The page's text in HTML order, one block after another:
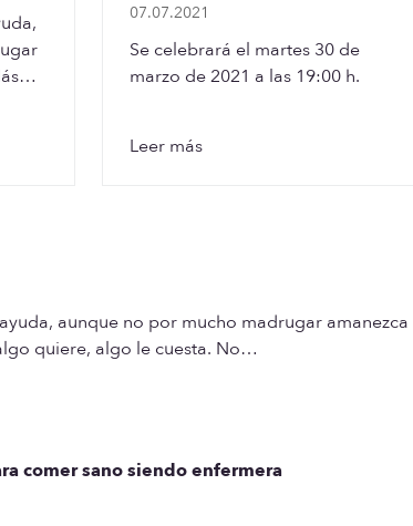
07.07.2021
Se celebrará el martes 30 de
marzo de 2021 a las 19:00 h.
Leer más
aunque no por mucho madrugar
quiere, algo le cuesta. No…
comer sano siendo enfermera